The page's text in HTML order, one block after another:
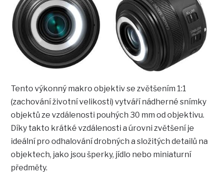
Tento výkonný makro objektiv se zvětšením 1:1
(zachování životní velikosti) vytváří nádherné snímky
objektů ze vzdálenosti pouhých 30 mm od objektivu.
Díky takto krátké vzdálenosti a úrovni zvětšení je
ideální pro odhalování drobných a složitých detailů na
objektech, jako jsou šperky, jídlo nebo miniaturní
předměty.